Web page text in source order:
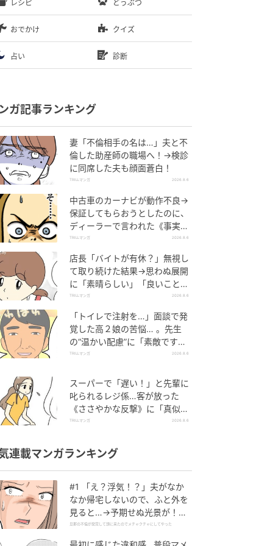
レシピ どうぶつ
おでかけ クイズ
占い 診断
ガ記事ランキング
妻「不倫相手の名は…」夫と不
倫した助産師の職場へ！→検診
に同席した夫も顔面蒼白！
TRILLマンガ 2026.8.6
中古車のカーナビが動作不良→
保証してもらおうとしたのに、
ディーラーで言われた《事実》
に唖然…
TRILLマンガ 2026.8.6
店長「バイトが有休？」無視し
て取り続けた結果→思わぬ展開
に「素晴らしい」「良いことし
ましたね」
TRILLマンガ 2026.8.6
「トイレで注射を…」面談で発
覚した高２娘の苦悩… 。先生
の“温かい配慮”に「素敵です
ね」「対応がいいね」
TRILLマンガ 2026.8.6
スーパーで「遅い！」と先輩に
叱られるレジ係…客が放った
《ささやかな反撃》に「真似し
たい！」「私もです」
TRILLマンガ 2026.8.6
連載マンガランキング
#1 「え？浮気！？」夫がなか
なか帰宅しないので、ふと外を
見ると…→予期せぬ光景が！｜
旦那の不倫が発覚して頭に来た
旦那の不倫が発覚して頭に来たのでメチャクチャにしてやった